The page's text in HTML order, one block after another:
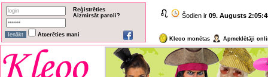
Reģistrēties
Aizmirsāt paroli?
Atcerēties mani
Šodien ir 09. Augusts
Kleoo monētas Apmeklētāji